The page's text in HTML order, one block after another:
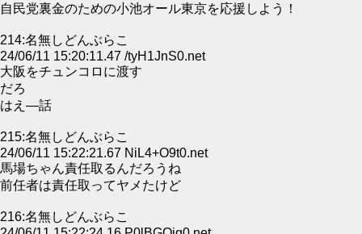
自民党裏金のための小池オール東京を応援しよう！
214:名無しどんぶらこ
24/06/11 15:20:11.47 /tyH1JnS0.net
大阪をチュンコロに渡す
だろ
はえ―話
215:名無しどんぶらこ
24/06/11 15:22:21.67 NiL4+O9t0.net
馬場ちゃん責任取るんだろうね
前任者は責任取ってヤメたけど
216:名無しどんぶらこ